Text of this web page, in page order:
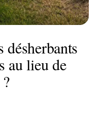
au lieu de